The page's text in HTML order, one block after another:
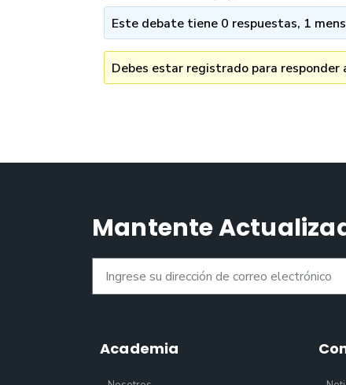
Este debate tiene 0 respuestas, 1
Debes estar registrado para responder
Mantente
Academia